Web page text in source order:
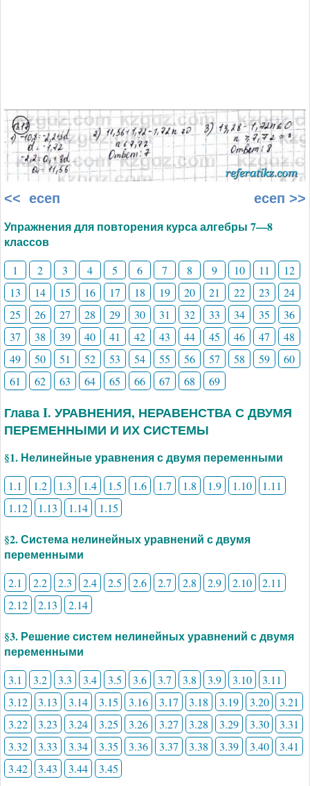
<< есеп есеп >>
Упражнения для повторения курса алгебры 7—8
классов
1 2 3 4 5 6 7 8 9 10 11
12
13
14 15 16 17 18 19 20 21 22 23
24
25
26 27 28 29 30 31 32 33 34 35
36
37
38 39 40 41 42 43 44 45 46 47
48
49
50 51 52 53 54 55 56 57 58 59
60
61
62 63 64 65 66 67 68 69
Глава I. УРАВНЕНИЯ, НЕРАВЕНСТВА С ДВУМЯ
ПЕРЕМЕННЫМИ И ИХ СИСТЕМЫ
§1. Нелинейные уравнения с двумя переменными
1.1 1.2 1.3 1.4 1.5 1.6 1.7 1.8 1.9 1.10
1.11
1.12
1.13 1.14 1.15
§2. Система нелинейных уравнений с двумя
переменными
2.1 2.2 2.3 2.4 2.5 2.6 2.7 2.8 2.9 2.10
2.11
2.12
2.13 2.14
§3. Решение систем нелинейных уравнений с двумя
переменными
3.1 3.2 3.3 3.4 3.5 3.6 3.7 3.8 3.9 3.10
3.11
3.12
3.13 3.14 3.15 3.16 3.17 3.18 3.19 3.20
3.21
3.22
3.23 3.24 3.25 3.26 3.27 3.28 3.29 3.30
3.31
3.32
3.33 3.34 3.35 3.36 3.37 3.38 3.39 3.40
3.41
3.42
3.43 3.44 3.45